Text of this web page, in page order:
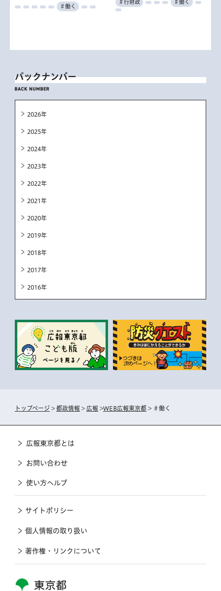
＃働く
＃行財政 ＃働く
バックナンバー
2026年
2025年
2024年
2023年
2022年
2021年
2020年
2019年
2018年
2017年
2016年
トップページ > 都政情報 > 広報 >WEB広報東京都 > ＃働く
東京都
広報東京都とは
お問い合わせ
使い方ヘルプ
サイトポリシー
個人情報の取り扱い
著作権・リンクについて